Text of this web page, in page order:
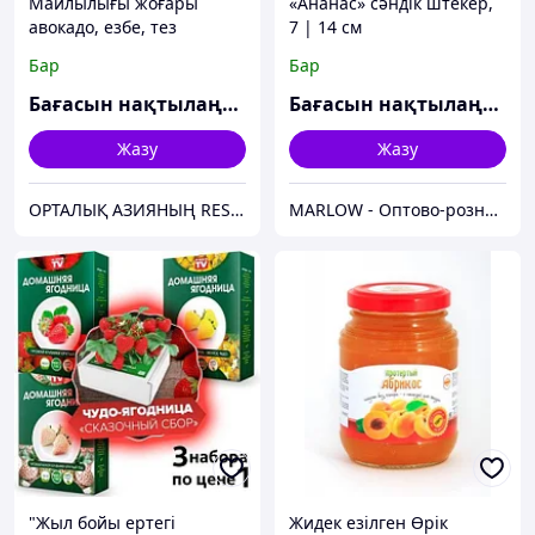
авокадо, езбе, тез
Бар
Бағасын нақтылаңыз
Жазу
ОРТАЛЫҚ АЗИЯНЫҢ RES FOOD
7 | 14 см
Бар
Бағасын нақтылаңыз
Жазу
MARLOW - Оптово-розничный склад.
"Жыл бойы ертегі
Жидек езілген Өрік